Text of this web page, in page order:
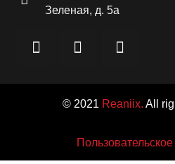
Зеленая, д. 5а
© 2021 Reaniix. All